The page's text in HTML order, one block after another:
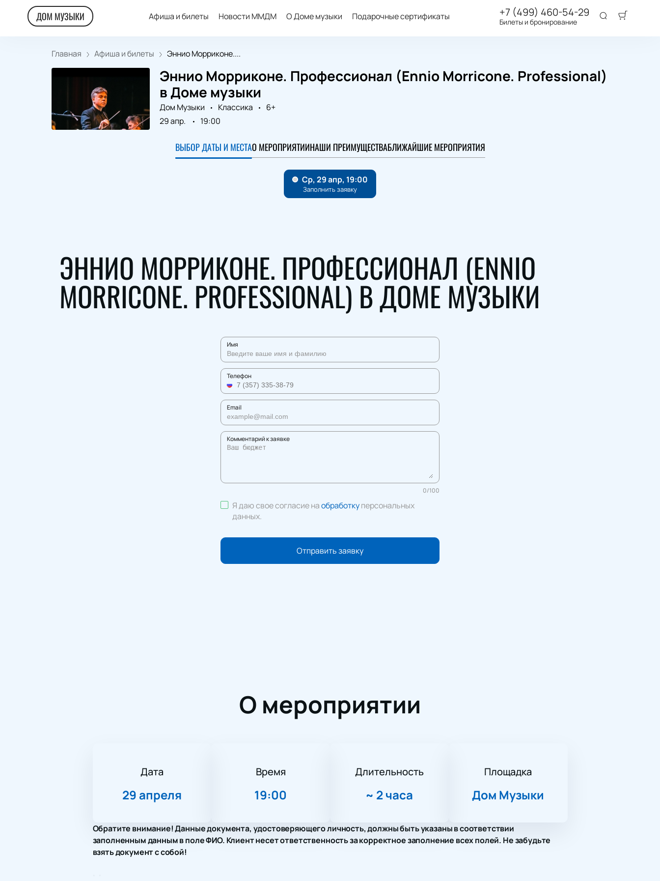
ДОМ МУЗЫКИ Афиша и билеты Новости ММДМ О Доме музыки Подарочные сертификаты +7 (499) 460-54-29
Билеты и бронирование
Главная Афиша и билеты Эннио Морриконе....
Эннио Морриконе. Профессионал (Ennio Morricone. Professional)
в Доме музыки
Дом Музыки Классика
6+
29 апр.
19:00
ВЫБОР ДАТЫ И МЕСТАО МЕРОПРИЯТИИНАШИ ПРЕИМУЩЕСТВАБЛИЖАЙШИЕ МЕРОПРИЯТИЯ
ЭННИО МОРРИКОНЕ. ПРОФЕССИОНАЛ (ENNIO
MORRICONE. PROFESSIONAL) В ДОМЕ МУЗЫКИ
Имя
Телефон
Email
Комментарий к заявке
0/100
Я даю свое согласие наобработкуперсональных
данных.
Отправить заявку
О мероприятии
Дата
29 апреля
Время
19:00
Длительность
~ 2 часа
Площадка
Дом Музыки
Обратите внимание! Данные документа, удостоверяющего личность, должны быть указаны в соответствии
заполненным данным в поле ФИО. Клиент несет ответственность за корректное заполнение всех полей. Не забудьте
взять документ с собой!